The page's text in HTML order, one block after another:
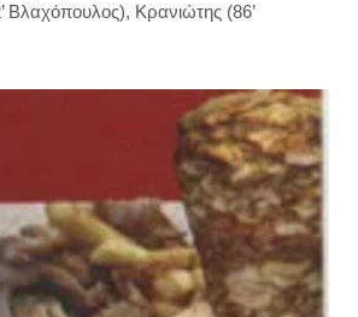
Κρανιώτης (86’